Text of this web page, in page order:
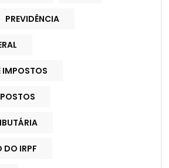
PREVIDÊNCIA
IMPOSTOS
DO IRPF